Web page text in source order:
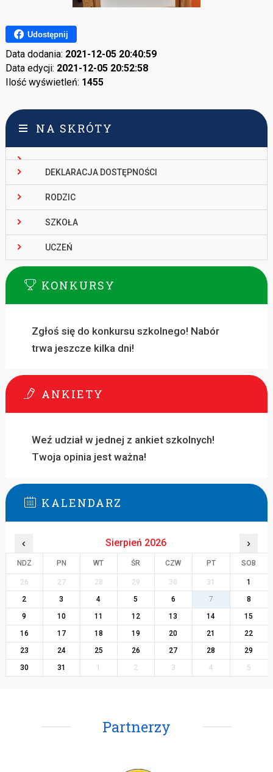
Udostępnij
Data dodania: 2021-12-05 20:40:59
Data edycji: 2021-12-05 20:52:58
Ilość wyświetleń: 1455
NA SKRÓTY
DEKLARACJA DOSTĘPNOŚCI
RODZIC
SZKOŁA
UCZEŃ
KONKURSY
Zgłoś się do konkursu szkolnego! Nabór
trwa jeszcze kilka dni!
ANKIETY
Weź udział w jednej z ankiet szkolnych!
Twoja opinia jest ważna!
KALENDARZ
‹ Sierpień 2026 ›
NDZ PN WT ŚR CZW PT SOB
26 27 28 29 30 31
1
2
3 4 5 6 7
8
9
10 11 12 13 14
15
16
17 18 19 20 21
22
23
24 25 26 27 28
29
30
31 1 2 3 4 5
Partnerzy